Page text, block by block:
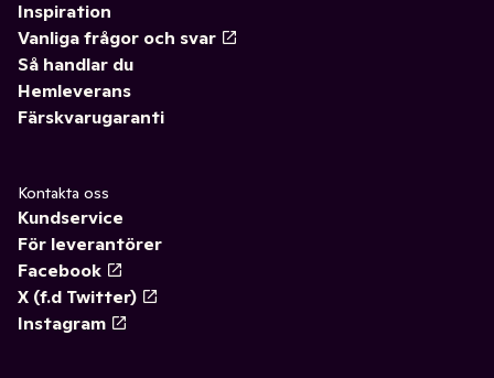
Inspiration
Vanliga frågor och svar
Så handlar du
Hemleverans
Färskvarugaranti
Kontakta oss
Kundservice
För leverantörer
Facebook
X (f.d Twitter)
Instagram